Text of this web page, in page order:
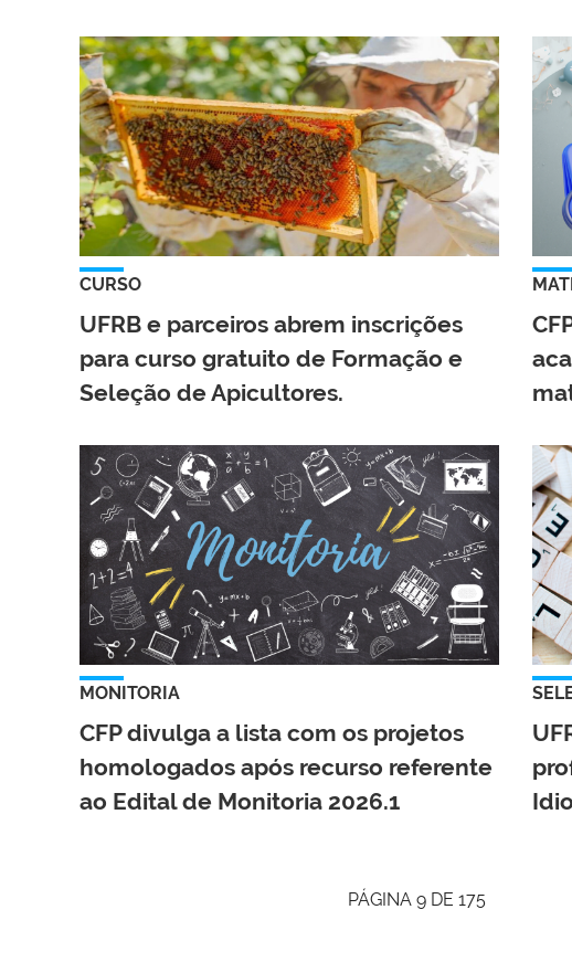
CURSO
UFRB e parceiros abrem inscrições
para curso gratuito de Formação e
Seleção de Apicultores.
MONITORIA
CFP divulga a lista com os projetos
homologados após recurso referente
ao Edital de Monitoria 2026.1
PÁGINA 9 DE 175